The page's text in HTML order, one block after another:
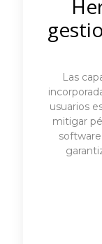
Las
usuarios
mitigar